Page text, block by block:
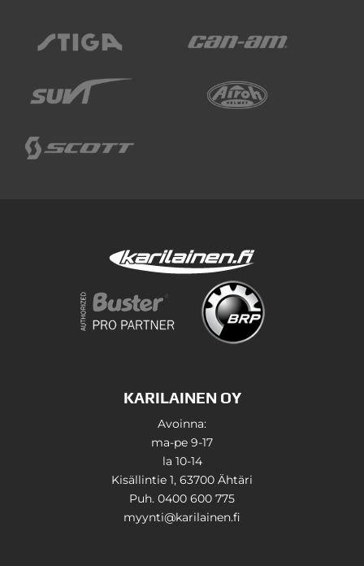
KARILAINEN OY
Avoinna:
ma-pe 9-17
la 10-14
Kisällintie 1, 63700 Ähtäri
Puh. 0400 600 775
myynti@karilainen.fi